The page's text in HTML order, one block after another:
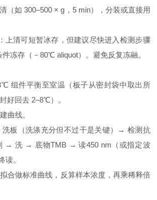
（如 300–500 × g，5 min），分装或直接用
上清可短暂冰存，但建议尽快进入检测步骤
冻存（－80℃ aliquot）。避免反复冻融。
组件平衡至室温（板子从密封袋中取出所
好回去 2–8℃）。
曲线。
板（洗涤充分但不过干是关键）→ 检测抗
→ 洗 → 底物TMB → 读450 nm（或指定波
。
合做标准曲线，反算样本浓度，再乘稀释倍